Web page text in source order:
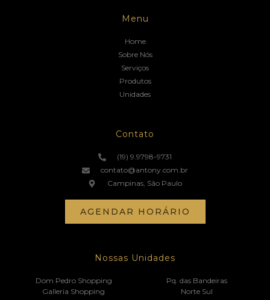
Menu
Home
Sobre Nós
Serviços
Produtos
Unidades
Contato
(19) 9.9798-9731
contato@antony.com.br
Campinas, São Paulo
AGENDAR HORÁRIO
Nossas Unidades
Dom Pedro Shopping
Galleria Shopping
Pq. das Bandeiras
Norte Sul